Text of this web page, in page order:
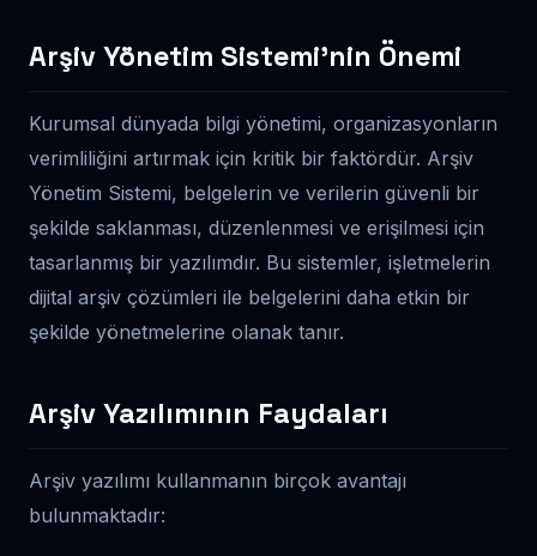
Arşiv Yönetim Sistemi’nin Önemi
Kurumsal dünyada bilgi yönetimi, organizasyonların
verimliliğini artırmak için kritik bir faktördür. Arşiv
Yönetim Sistemi, belgelerin ve verilerin güvenli bir
şekilde saklanması, düzenlenmesi ve erişilmesi için
tasarlanmış bir yazılımdır. Bu sistemler, işletmelerin
dijital arşiv çözümleri ile belgelerini daha etkin bir
şekilde yönetmelerine olanak tanır.
Arşiv Yazılımının Faydaları
Arşiv yazılımı kullanmanın birçok avantajı
bulunmaktadır: